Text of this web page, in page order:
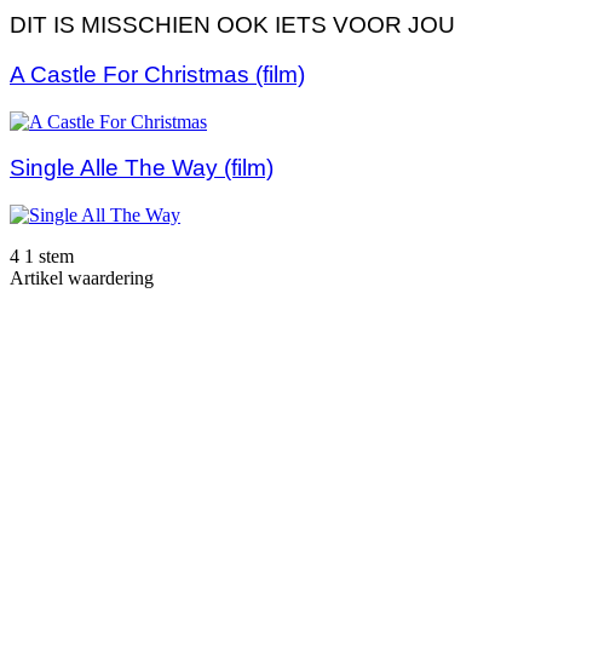
DIT IS MISSCHIEN OOK IETS VOOR JOU
A Castle For Christmas (film)
Single Alle The Way (film)
4 1 stem
Artikel waardering